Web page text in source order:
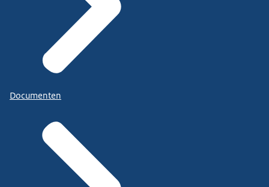
Documenten